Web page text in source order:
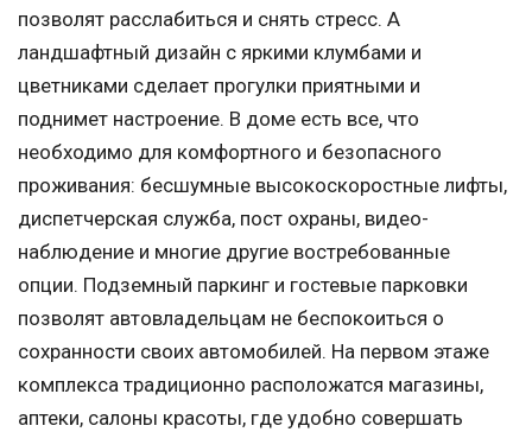
позволят расслабиться и снять стресс. А
ландшафтный дизайн с яркими клумбами и
цветниками сделает прогулки приятными и
поднимет настроение. В доме есть все, что
необходимо для комфортного и безопасного
проживания: бесшумные высокоскоростные лифты,
диспетчерская служба, пост охраны, видео-
наблюдение и многие другие востребованные
опции. Подземный паркинг и гостевые парковки
позволят автовладельцам не беспокоиться о
сохранности своих автомобилей. На первом этаже
комплекса традиционно расположатся магазины,
аптеки, салоны красоты, где удобно совершать